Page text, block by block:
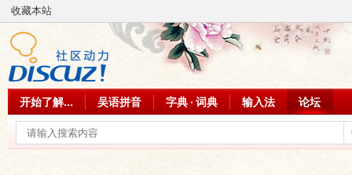
收藏本站
开始了解... 吴语拼音 字典 · 词典 输入法 论坛